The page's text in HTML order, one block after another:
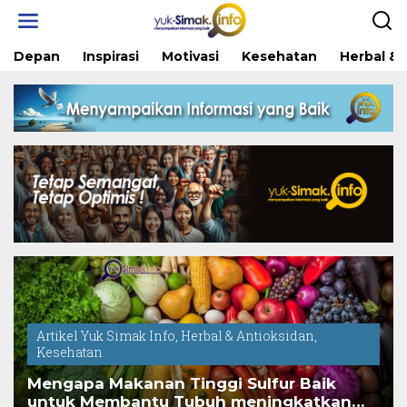
Depan Inspirasi Motivasi Kesehatan Herbal &
Artikel Yuk Simak Info, Herbal & Antioksidan,
Kesehatan
Mengapa Makanan Tinggi Sulfur Baik
untuk Membantu Tubuh meningkatkan